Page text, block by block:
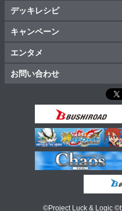
デッキレシピ
キャンペーン
エンタメ
お問い合わせ
©Project Luck & Logic